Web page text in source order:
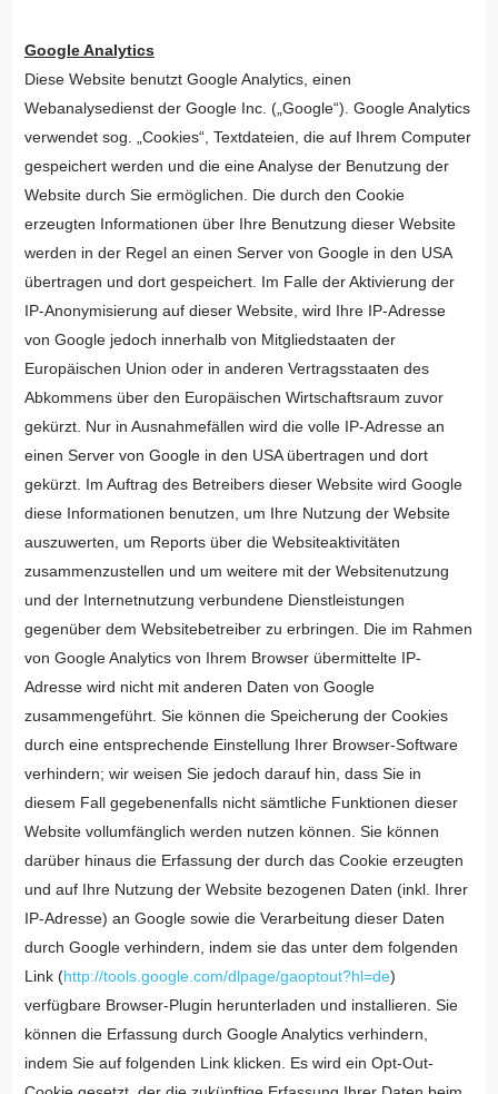
Google Analytics
Diese Website benutzt Google Analytics, einen
Webanalysedienst der Google Inc. („Google“). Google Analytics
verwendet sog. „Cookies“, Textdateien, die auf Ihrem Computer
gespeichert werden und die eine Analyse der Benutzung der
Website durch Sie ermöglichen. Die durch den Cookie
erzeugten Informationen über Ihre Benutzung dieser Website
werden in der Regel an einen Server von Google in den USA
übertragen und dort gespeichert. Im Falle der Aktivierung der
IP-Anonymisierung auf dieser Website, wird Ihre IP-Adresse
von Google jedoch innerhalb von Mitgliedstaaten der
Europäischen Union oder in anderen Vertragsstaaten des
Abkommens über den Europäischen Wirtschaftsraum zuvor
gekürzt. Nur in Ausnahmefällen wird die volle IP-Adresse an
einen Server von Google in den USA übertragen und dort
gekürzt. Im Auftrag des Betreibers dieser Website wird Google
diese Informationen benutzen, um Ihre Nutzung der Website
auszuwerten, um Reports über die Websiteaktivitäten
zusammenzustellen und um weitere mit der Websitenutzung
und der Internetnutzung verbundene Dienstleistungen
gegenüber dem Websitebetreiber zu erbringen. Die im Rahmen
von Google Analytics von Ihrem Browser übermittelte IP-
Adresse wird nicht mit anderen Daten von Google
zusammengeführt. Sie können die Speicherung der Cookies
durch eine entsprechende Einstellung Ihrer Browser-Software
verhindern; wir weisen Sie jedoch darauf hin, dass Sie in
diesem Fall gegebenenfalls nicht sämtliche Funktionen dieser
Website vollumfänglich werden nutzen können. Sie können
darüber hinaus die Erfassung der durch das Cookie erzeugten
und auf Ihre Nutzung der Website bezogenen Daten (inkl. Ihrer
IP-Adresse) an Google sowie die Verarbeitung dieser Daten
durch Google verhindern, indem sie das unter dem folgenden
Link (http://tools.google.com/dlpage/gaoptout?hl=de)
verfügbare Browser-Plugin herunterladen und installieren. Sie
können die Erfassung durch Google Analytics verhindern,
indem Sie auf folgenden Link klicken. Es wird ein Opt-Out-